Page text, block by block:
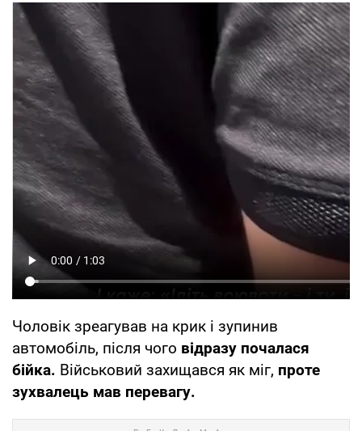
Чоловік зреагував на крик і зупинив
автомобіль, після чого відразу почалася
бійка. Військовий захищався як міг, проте
зухвалець мав перевагу.